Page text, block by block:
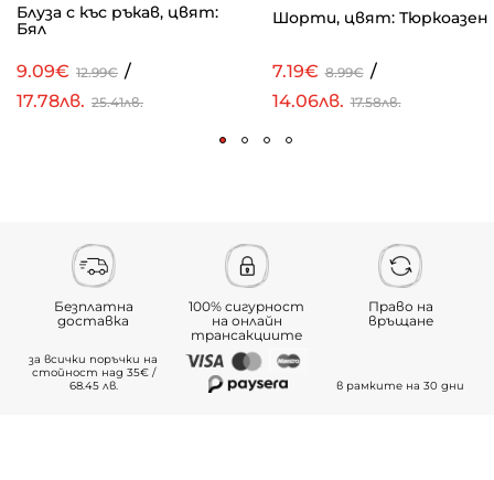
Блуза с къс ръкав, цвят:
Бял
9.09€ 12.99€ /
17.78лв. 25.41лв.
Шорти, цвят: Тюркоазен
7.19€ 8.99€ /
14.06лв. 17.58лв.
Безплатна
доставка
за всички поръчки на
стойност над 35€ /
68.45 лв.
100% сигурност
на онлайн
трансакциите
Право на
връщане
в рамките на 30 дни